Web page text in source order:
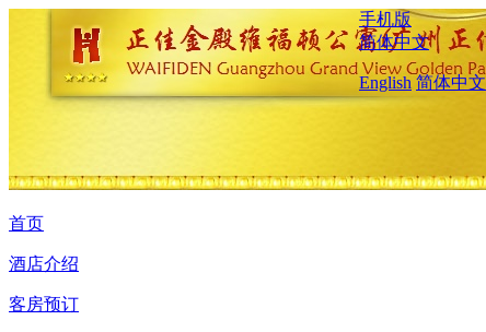
手机版
简体中文
English 简体中文
首页
酒店介绍
客房预订